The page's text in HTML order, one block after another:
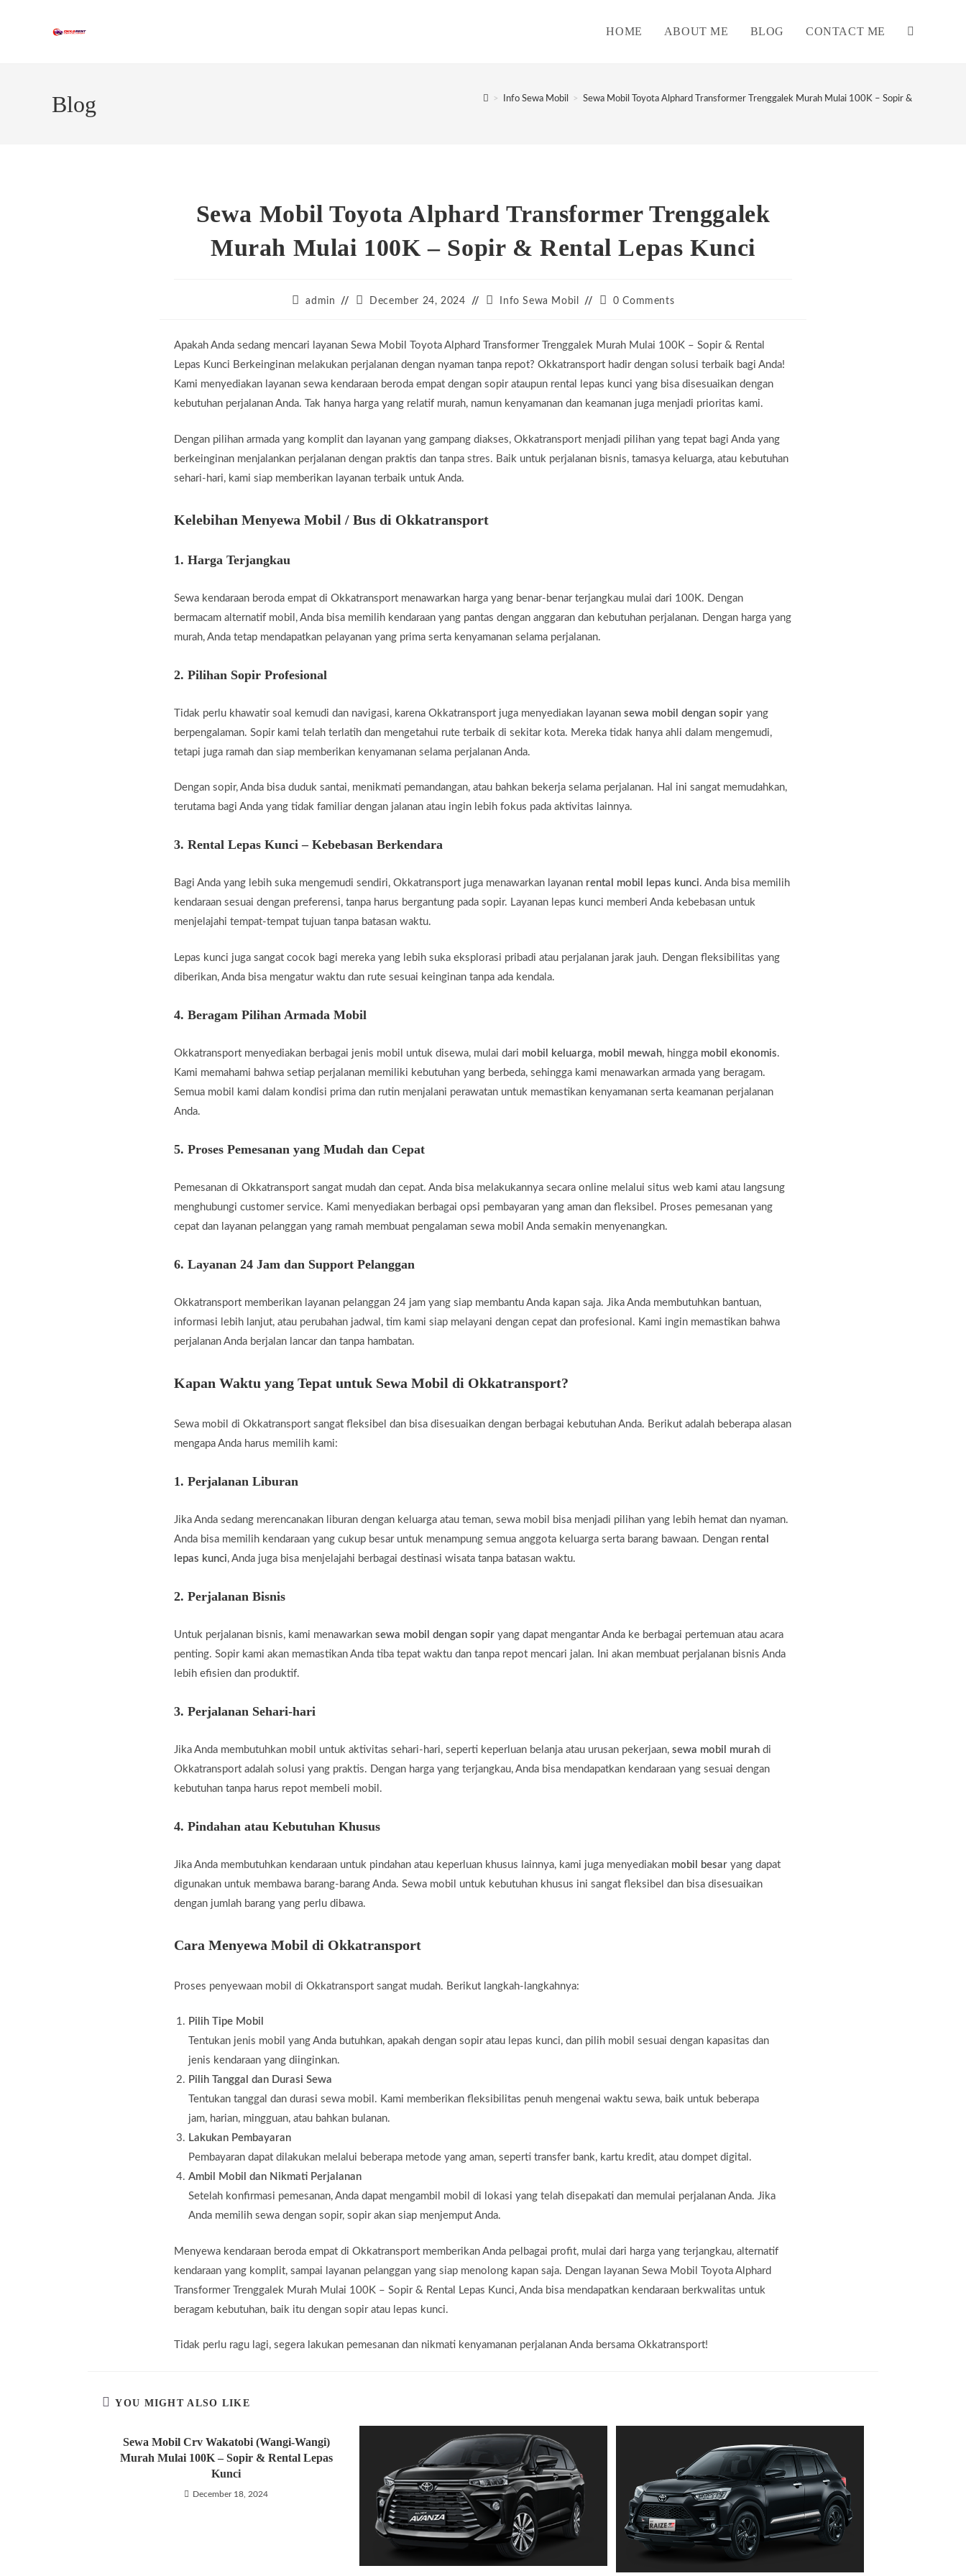
HOME ABOUT ME BLOG CONTACT ME
WEBSITE
Blog > Info Sewa Mobil > Sewa Mobil Toyota Alphard Transformer Trenggalek Murah Mulai 100K – Sopir & Rental
Sewa Mobil Toyota Alphard Transformer Trenggalek
Murah Mulai 100K – Sopir & Rental Lepas Kunci
Postadmin
PostDecember 24, 2024
PostInfo Sewa Mobil
Post0 Comments
Apakah Anda sedang mencari layanan Sewa Mobil Toyota Alphard Transformer Trenggalek Murah Mulai 100K – Sopir & Rental
Lepas Kunci Berkeinginan melakukan perjalanan dengan nyaman tanpa repot? Okkatransport hadir dengan solusi terbaik bagi Anda!
Kami menyediakan layanan sewa kendaraan beroda empat dengan sopir ataupun rental lepas kunci yang bisa disesuaikan dengan
kebutuhan perjalanan Anda. Tak hanya harga yang relatif murah, namun kenyamanan dan keamanan juga menjadi prioritas kami.
Dengan pilihan armada yang komplit dan layanan yang gampang diakses, Okkatransport menjadi pilihan yang tepat bagi Anda yang
berkeinginan menjalankan perjalanan dengan praktis dan tanpa stres. Baik untuk perjalanan bisnis, tamasya keluarga, atau kebutuhan
sehari-hari, kami siap memberikan layanan terbaik untuk Anda.
Kelebihan Menyewa Mobil / Bus di Okkatransport
1. Harga Terjangkau
Sewa kendaraan beroda empat di Okkatransport menawarkan harga yang benar-benar terjangkau mulai dari 100K. Dengan
bermacam alternatif mobil, Anda bisa memilih kendaraan yang pantas dengan anggaran dan kebutuhan perjalanan. Dengan harga yang
murah, Anda tetap mendapatkan pelayanan yang prima serta kenyamanan selama perjalanan.
2. Pilihan Sopir Profesional
Tidak perlu khawatir soal kemudi dan navigasi, karena Okkatransport juga menyediakan layanan sewa mobil dengan sopir yang
berpengalaman. Sopir kami telah terlatih dan mengetahui rute terbaik di sekitar kota. Mereka tidak hanya ahli dalam mengemudi,
tetapi juga ramah dan siap memberikan kenyamanan selama perjalanan Anda.
Dengan sopir, Anda bisa duduk santai, menikmati pemandangan, atau bahkan bekerja selama perjalanan. Hal ini sangat memudahkan,
terutama bagi Anda yang tidak familiar dengan jalanan atau ingin lebih fokus pada aktivitas lainnya.
3. Rental Lepas Kunci – Kebebasan Berkendara
Bagi Anda yang lebih suka mengemudi sendiri, Okkatransport juga menawarkan layanan rental mobil lepas kunci. Anda bisa memilih
kendaraan sesuai dengan preferensi, tanpa harus bergantung pada sopir. Layanan lepas kunci memberi Anda kebebasan untuk
menjelajahi tempat-tempat tujuan tanpa batasan waktu.
Lepas kunci juga sangat cocok bagi mereka yang lebih suka eksplorasi pribadi atau perjalanan jarak jauh. Dengan fleksibilitas yang
diberikan, Anda bisa mengatur waktu dan rute sesuai keinginan tanpa ada kendala.
4. Beragam Pilihan Armada Mobil
Okkatransport menyediakan berbagai jenis mobil untuk disewa, mulai dari mobil keluarga, mobil mewah, hingga mobil ekonomis.
Kami memahami bahwa setiap perjalanan memiliki kebutuhan yang berbeda, sehingga kami menawarkan armada yang beragam.
Semua mobil kami dalam kondisi prima dan rutin menjalani perawatan untuk memastikan kenyamanan serta keamanan perjalanan
Anda.
5. Proses Pemesanan yang Mudah dan Cepat
Pemesanan di Okkatransport sangat mudah dan cepat. Anda bisa melakukannya secara online melalui situs web kami atau langsung
menghubungi customer service. Kami menyediakan berbagai opsi pembayaran yang aman dan fleksibel. Proses pemesanan yang
cepat dan layanan pelanggan yang ramah membuat pengalaman sewa mobil Anda semakin menyenangkan.
6. Layanan 24 Jam dan Support Pelanggan
Okkatransport memberikan layanan pelanggan 24 jam yang siap membantu Anda kapan saja. Jika Anda membutuhkan bantuan,
informasi lebih lanjut, atau perubahan jadwal, tim kami siap melayani dengan cepat dan profesional. Kami ingin memastikan bahwa
perjalanan Anda berjalan lancar dan tanpa hambatan.
Kapan Waktu yang Tepat untuk Sewa Mobil di Okkatransport?
Sewa mobil di Okkatransport sangat fleksibel dan bisa disesuaikan dengan berbagai kebutuhan Anda. Berikut adalah beberapa alasan
mengapa Anda harus memilih kami:
1. Perjalanan Liburan
Jika Anda sedang merencanakan liburan dengan keluarga atau teman, sewa mobil bisa menjadi pilihan yang lebih hemat dan nyaman.
Anda bisa memilih kendaraan yang cukup besar untuk menampung semua anggota keluarga serta barang bawaan. Dengan rental
lepas kunci, Anda juga bisa menjelajahi berbagai destinasi wisata tanpa batasan waktu.
2. Perjalanan Bisnis
Untuk perjalanan bisnis, kami menawarkan sewa mobil dengan sopir yang dapat mengantar Anda ke berbagai pertemuan atau acara
penting. Sopir kami akan memastikan Anda tiba tepat waktu dan tanpa repot mencari jalan. Ini akan membuat perjalanan bisnis Anda
lebih efisien dan produktif.
3. Perjalanan Sehari-hari
Jika Anda membutuhkan mobil untuk aktivitas sehari-hari, seperti keperluan belanja atau urusan pekerjaan, sewa mobil murah di
Okkatransport adalah solusi yang praktis. Dengan harga yang terjangkau, Anda bisa mendapatkan kendaraan yang sesuai dengan
kebutuhan tanpa harus repot membeli mobil.
4. Pindahan atau Kebutuhan Khusus
Jika Anda membutuhkan kendaraan untuk pindahan atau keperluan khusus lainnya, kami juga menyediakan mobil besar yang dapat
digunakan untuk membawa barang-barang Anda. Sewa mobil untuk kebutuhan khusus ini sangat fleksibel dan bisa disesuaikan
dengan jumlah barang yang perlu dibawa.
Cara Menyewa Mobil di Okkatransport
Proses penyewaan mobil di Okkatransport sangat mudah. Berikut langkah-langkahnya:
Pilih Tipe Mobil
Tentukan jenis mobil yang Anda butuhkan, apakah dengan sopir atau lepas kunci, dan pilih mobil sesuai dengan kapasitas dan
jenis kendaraan yang diinginkan.
Pilih Tanggal dan Durasi Sewa
Tentukan tanggal dan durasi sewa mobil. Kami memberikan fleksibilitas penuh mengenai waktu sewa, baik untuk beberapa
jam, harian, mingguan, atau bahkan bulanan.
Lakukan Pembayaran
Pembayaran dapat dilakukan melalui beberapa metode yang aman, seperti transfer bank, kartu kredit, atau dompet digital.
Ambil Mobil dan Nikmati Perjalanan
Setelah konfirmasi pemesanan, Anda dapat mengambil mobil di lokasi yang telah disepakati dan memulai perjalanan Anda. Jika
Anda memilih sewa dengan sopir, sopir akan siap menjemput Anda.
Menyewa kendaraan beroda empat di Okkatransport memberikan Anda pelbagai profit, mulai dari harga yang terjangkau, alternatif
kendaraan yang komplit, sampai layanan pelanggan yang siap menolong kapan saja. Dengan layanan Sewa Mobil Toyota Alphard
Transformer Trenggalek Murah Mulai 100K – Sopir & Rental Lepas Kunci, Anda bisa mendapatkan kendaraan berkwalitas untuk
beragam kebutuhan, baik itu dengan sopir atau lepas kunci.
Tidak perlu ragu lagi, segera lakukan pemesanan dan nikmati kenyamanan perjalanan Anda bersama Okkatransport!
YOU MIGHT ALSO LIKE
Sewa Mobil Crv Wakatobi (Wangi-Wangi)
Murah Mulai 100K – Sopir & Rental Lepas
Kunci
December 18, 2024